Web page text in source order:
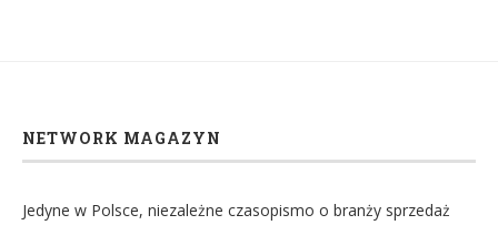
NETWORK MAGAZYN
Jedyne w Polsce, niezależne czasopismo o branży sprzedaż